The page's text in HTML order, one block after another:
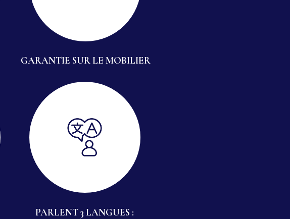
GARANTIE SUR LE MOBILIER
PARLENT 3 LANGUES :